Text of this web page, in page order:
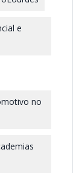
e
no